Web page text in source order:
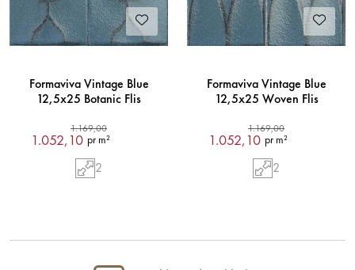
Formaviva Vintage Blue
12,5x25 Botanic Flis
1.169,00
1.052,10 pr m²
2
Formaviva Vintage Blue
12,5x25 Woven Flis
1.169,00
1.052,10 pr m²
2